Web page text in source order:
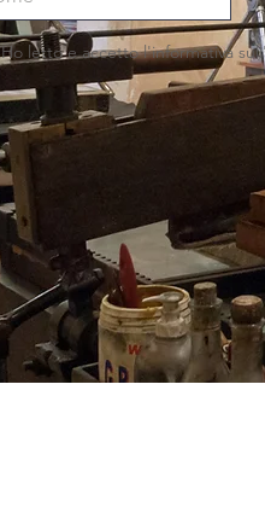
Ho letto e accetto l'informativa